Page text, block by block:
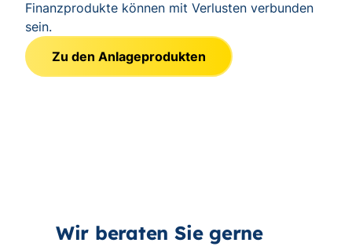
Finanzprodukte können mit Verlusten verbunden
sein.
Zu den Anlageprodukten
Wir beraten Sie gerne